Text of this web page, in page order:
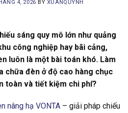
4, 2026 BY XUANQUYNH
sáng quy mô lớn như quảng
công nghiệp hay bãi cảng,
luôn là một bài toán khó. Làm
chữa đèn ở độ cao hàng chục
toàn và tiết kiệm chi phí?
nâng hạ VONTA – giải pháp chiếu